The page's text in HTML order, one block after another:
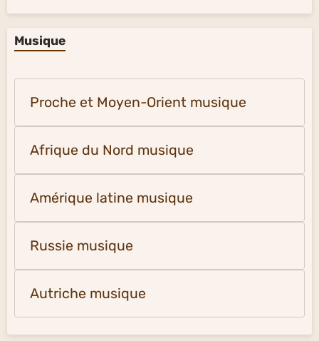
Musique
Proche et Moyen-Orient musique
Afrique du Nord musique
Amérique latine musique
Russie musique
Autriche musique